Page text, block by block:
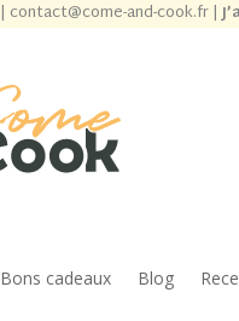
| contact@come-and-cook.fr|
Bons cadeaux Blog